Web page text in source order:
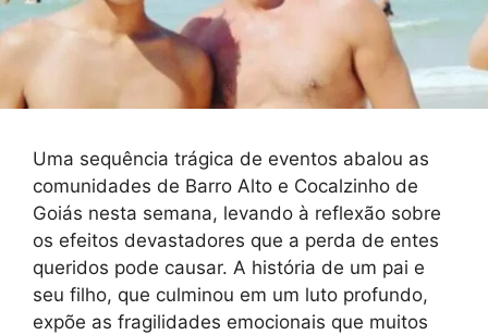
Uma sequência trágica de eventos abalou as
comunidades de Barro Alto e Cocalzinho de
Goiás nesta semana, levando à reflexão sobre
os efeitos devastadores que a perda de entes
queridos pode causar. A história de um pai e
seu filho, que culminou em um luto profundo,
expõe as fragilidades emocionais que muitos